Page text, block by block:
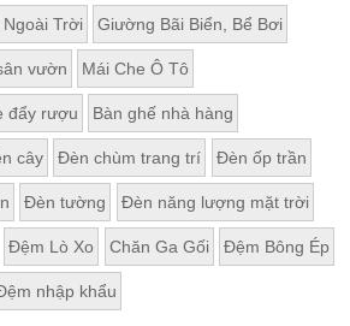
Ngoài Trời Giường Bãi Biển, Bể Bơi
vườn Mái Che Ô Tô
đẩy rượu Bàn ghế nhà hàng
cây Đèn chùm trang trí Đèn ốp trần
Đèn tường Đèn năng lượng mặt trời
Đệm Lò Xo Chăn Ga Gối Đệm Bông Ép
nhập khẩu